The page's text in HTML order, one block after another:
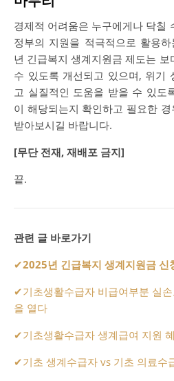
경제적 어려움은 누구에게나 닥칠
정부의 지원을 적극적으로 활용
년 긴급복지 생계지원금 제도는
수 있도록 개선되고 있으며, 위기
고 실질적인 도움을 받을 수 있도
이 해당되는지 확인하고 필요한
받아보시길 바랍니다.
[무단 전재, 재배포 금지]
끝.
관련 글 바로가기
✔2025년 긴급복지 생계지원금 신
✔기초생활수급자 비급여부분 실
을 열다
✔기초생활수급자 생계급여 지원
✔기초 생계수급자 vs 기초 의료수